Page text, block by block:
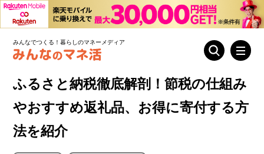
みんなでつくる！暮らしのマネーメディア
ふるさと納税徹底解剖！節税の仕組み
やおすすめ返礼品、お得に寄付する方
法を紹介